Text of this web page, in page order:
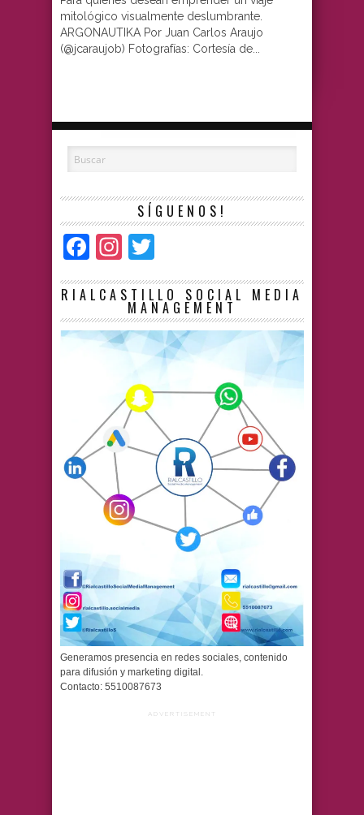
mitológico visualmente deslumbrante.
ARGONAUTIKA Por Juan Carlos Araujo
(@jcaraujob) Fotografías: Cortesía de...
SÍGUENOS!
Facebook
Instagram
RIALCASTILLO SOCIAL MEDIA
MANAGEMENT
Generamos presencia en redes sociales, contenido
para difusión y marketing digital.
Contacto: 5510087673
ADVERTISEMENT